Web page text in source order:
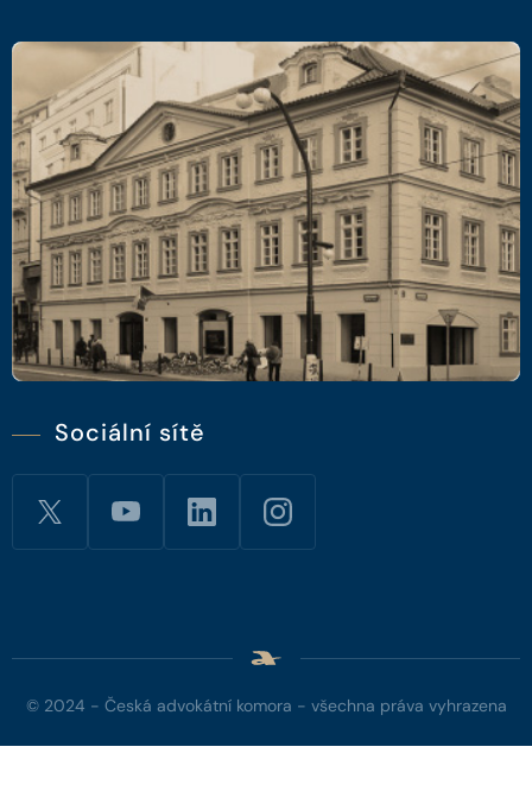
Sociální sítě
© 2024 - Česká advokátní komora - všechna práva vyhrazena